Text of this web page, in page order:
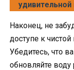
Наконец, не
доступе к
Убедитесь, что
обновляйте воду